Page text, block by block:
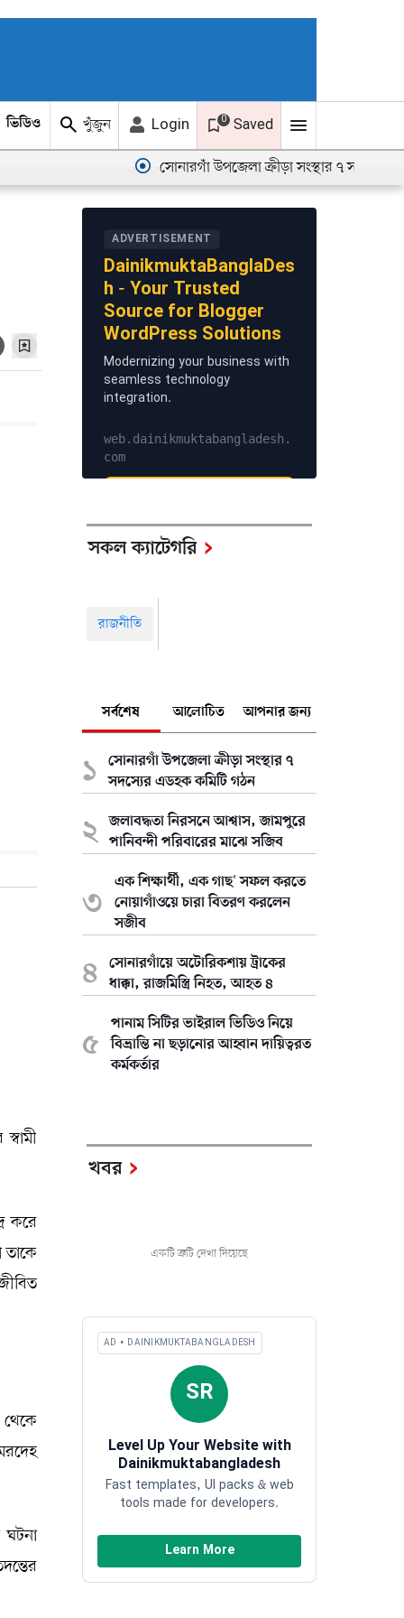
ভিডিও ছবি খুঁজুন Login 0 Saved
সোনারগাঁ উপজেলা ক্রীড়া সংস্থার ৭ সদস্যের এডহক
করে
তাকে
ADVERTISEMENT
DainikmuktaBanglaDes
h - Your Trusted
Source for Blogger
WordPress Solutions
Modernizing your business with
seamless technology
integration.
web.dainikmuktabangladesh.
com
সকল ক্যাটেগরি
রাজনীতি
সর্বশেষ আলোচিত আপনার জন্য
সোনারগাঁ উপজেলা ক্রীড়া সংস্থার ৭
সদস্যের এডহক কমিটি গঠন
জলাবদ্ধতা নিরসনে আশ্বাস, জামপুরে
পানিবন্দী পরিবারের মাঝে সজিব
এক শিক্ষার্থী, এক গাছ' সফল করতে
নোয়াগাঁওয়ে চারা বিতরণ করলেন
সজীব
সোনারগাঁয়ে অটোরিকশায় ট্রাকের
ধাক্কা, রাজমিস্ত্রি নিহত, আহত ৪
পানাম সিটির ভাইরাল ভিডিও নিয়ে
বিভ্রান্তি না ছড়ানোর আহ্বান দায়িত্বরত
কর্মকর্তার
খবর
একটি ত্রুটি দেখা দিয়েছে
AD • DAINIKMUKTABANGLADESH
SR
Level Up Your Website with
Dainikmuktabangladesh
Fast templates, UI packs & web
tools made for developers.
Learn More